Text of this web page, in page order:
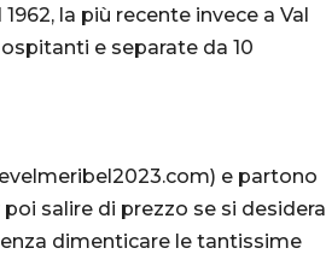
la più recente invece a Val
e separate da 10
e partono
poi salire di prezzo se si desidera
dimenticare le tantissime